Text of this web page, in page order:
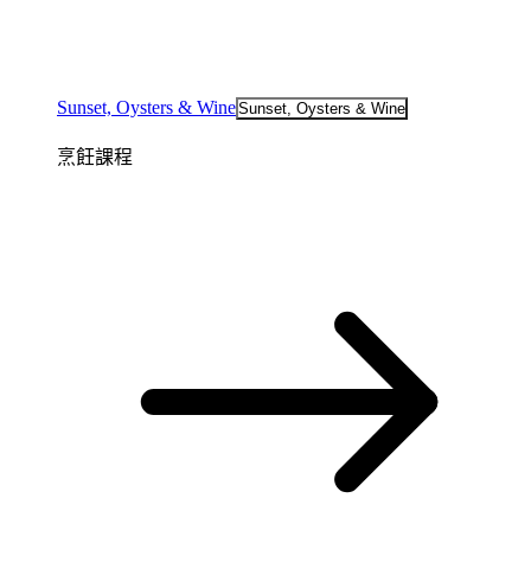
Sunset, Oysters & WineSunset, Oysters & Wine
烹飪課程